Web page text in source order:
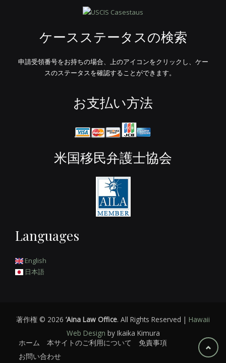
ケースステータスの検索
申請受領番号をお持ちの場合、上のアイコンをクリックし、ケー
スのステータスを確認することができます。
お支払い方法
米国移民弁護士協会
Languages
English
日本語
著作権 © 2026 ‘Aina Law Office. All Rights Reserved | Hawaii
Web Design by Ikaika Kimura
ホーム
本サイトのご利用について
免責事項
お問い合わせ